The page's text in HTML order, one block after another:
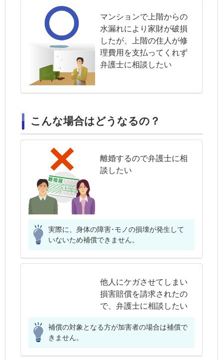
マンションで上階からの
水漏れにより家財が破損
したが、上階の住人が修
理費用を支払ってくれず
弁護士に相談したい
こんな場合はどうなるの？
離婚するので弁護士に相
談したい
実際に、身体の障害･モノの損壊が発生して
いないため補償できません。
他人にケガさせてしまい
損害賠償を請求されたの
で、弁護士に相談したい
補償の対象となる方が加害者の場合は補償で
きません。